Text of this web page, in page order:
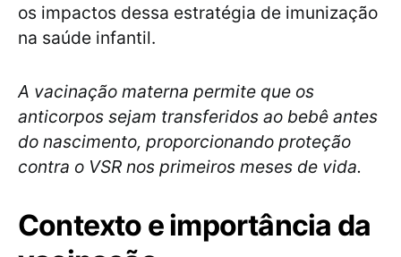
os impactos dessa estratégia de imunização
na saúde infantil.
A vacinação materna permite que os
anticorpos sejam transferidos ao bebê antes
do nascimento, proporcionando proteção
contra o VSR nos primeiros meses de vida.
Contexto e importância da